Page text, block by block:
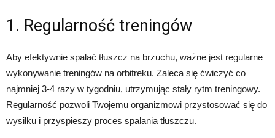
1. Regularność treningów
Aby efektywnie spalać tłuszcz na brzuchu, ważne jest regularne
wykonywanie treningów na orbitreku. Zaleca się ćwiczyć co
najmniej 3-4 razy w tygodniu, utrzymując stały rytm treningowy.
Regularność pozwoli Twojemu organizmowi przystosować się do
wysiłku i przyspieszy proces spalania tłuszczu.